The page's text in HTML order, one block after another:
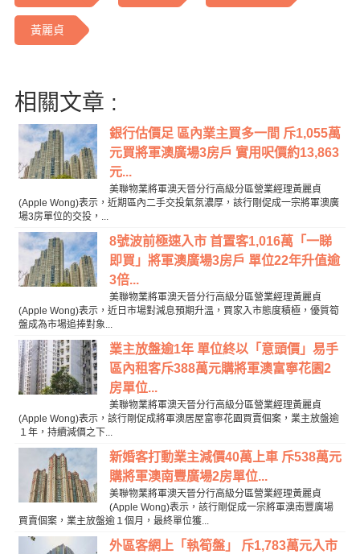
黃麗貞
相關文章 :
銀行估價足 區內業主買多一間 斥1,055萬
元買將軍澳廣場3房戶 實用呎價約13,863
元...
美聯物業將軍澳天晉分行高級分區營業經理黃麗貞
(Apple Wong)表示，近期區內二手交投氣氛濃厚，該行剛促成一宗將軍澳廣
場3房單位的交投，...
8號波前極速入市 首置客1,016萬「一睇
即買」將軍澳廣場3房戶 單位22年升值逾
3倍...
美聯物業將軍澳天晉分行高級分區營業經理黃麗貞
(Apple Wong)表示，近日市場對減息預期升溫，買家入市態度積極，優質筍
盤成為市場追捧對象...
業主放盤逾1年 單位終以「意頭價」易手
區內租客斥388萬元購將軍澳富寧花園2
房單位...
美聯物業將軍澳天晉分行高級分區營業經理黃麗貞
(Apple Wong)表示，該行剛促成將軍澳居屋富寧花園買賣個案，業主放盤逾
１年，持續減價之下...
新婚客打動業主減價40萬上車 斥538萬元
購將軍澳南豐廣場2房單位...
美聯物業將軍澳天晉分行高級分區營業經理黃麗貞
(Apple Wong)表示，該行剛促成一宗將軍澳南豐廣場
買賣個案，業主放盤逾１個月，最終單位獲...
外區客網上「執筍盤」 斥1,783萬元入市